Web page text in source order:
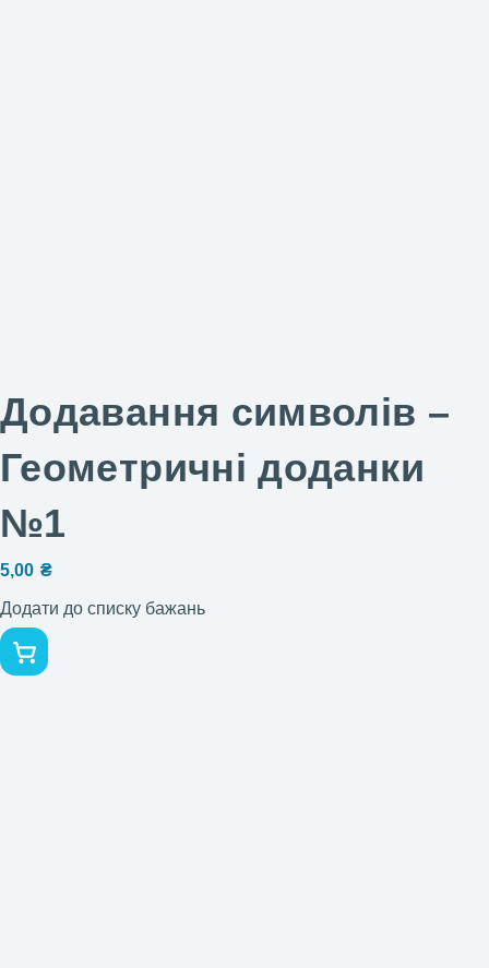
Додавання символів –
Геометричні доданки
№1
5,00 ₴
Додати до списку бажань